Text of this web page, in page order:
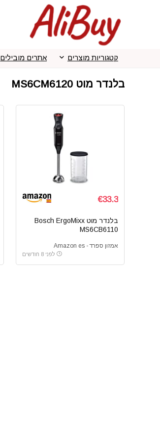
קטגוריות מוצרים אתרים מובילים
בלנדר מוט MS6CM6120
€33.3
בלנדר מוט Bosch ErgoMixx
MS6CB6110
אמזון ספרד - Amazon es
לפני 8 חודשים